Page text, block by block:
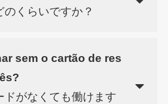
くらいですか？
sem o cartão de res
ドがなくても働けます